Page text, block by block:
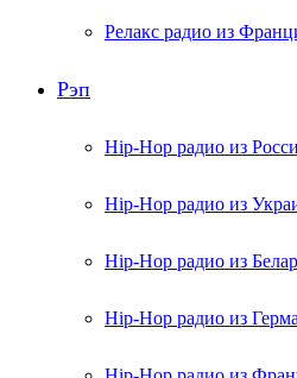
Релакс радио из
Рэп
Hip-Hop радио из
Hip-Hop радио из
Hip-Hop радио из
Hip-Hop радио из